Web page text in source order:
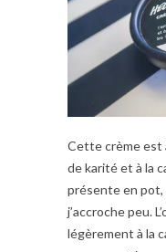
Cette crème est
de karité et à la
présente en pot,
j’accroche peu.
légèrement à la